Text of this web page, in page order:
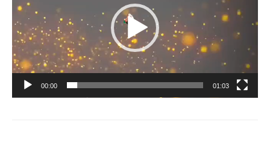
00:00 01:03